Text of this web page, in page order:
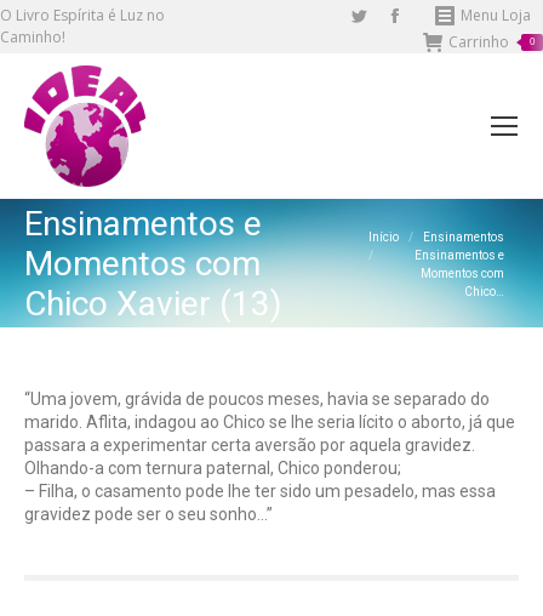
O Livro Espírita é Luz no
Caminho!
TwitterFacebook
page
Menu Loja
Carrinho
0
Ensinamentos e
Momentos com
Chico Xavier (13)
Você está aqui:
Início
Ensinamentos
Ensinamentos e
Momentos com
Chico…
“Uma jovem, grávida de poucos meses, havia se separado do
marido. Aflita, indagou ao Chico se lhe seria lícito o aborto, já que
passara a experimentar certa aversão por aquela gravidez.
Olhando-a com ternura paternal, Chico ponderou;
– Filha, o casamento pode lhe ter sido um pesadelo, mas essa
gravidez pode ser o seu sonho…”